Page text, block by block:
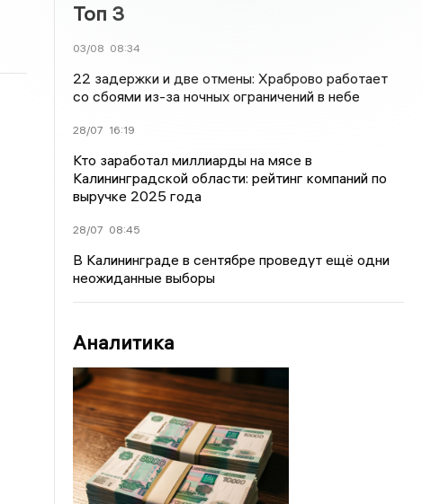
Топ 3
03/08 08:34
22 задержки и две отмены: Храброво работает
со сбоями из-за ночных ограничений в небе
28/07 16:19
Кто заработал миллиарды на мясе в
Калининградской области: рейтинг компаний по
выручке 2025 года
28/07 08:45
В Калининграде в сентябре проведут ещё одни
неожиданные выборы
Аналитика